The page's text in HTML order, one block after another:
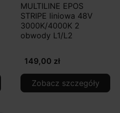
MULTILINE EPOS
STRIPE liniowa 48V
3000K/4000K 2
obwody L1/L2
149,00 zł
Zobacz szczegóły